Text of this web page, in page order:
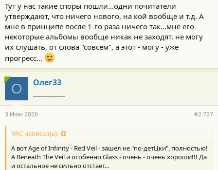
Тут у нас такие споры пошли...одни почитатели
утверждают, что ничего нового, на кой вообще и т.д. А
мне в принципе после 1-го раза ничего так...мне его
некоторые альбомы вообще никак не заходят, не могу
их слушать, от слова "совсем", а этот - могу - уже
прогресс...
О Олег33
3 Июн 2026 #2.727
RRC написал(а):
А вот Age of Infinity - Red Veil - зашел не "по-детЦки", полностью!
А Beneath The Veil и особенно Glass - очень - очень хороши!!! Да
и остальное не сильно отстает...